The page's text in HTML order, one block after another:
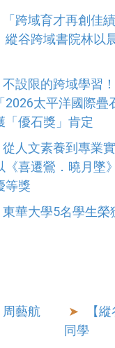
蔡亦棻特殊選才錄
支持縱谷跨域書院
上大學：邱宥蓁
「跨域育才再創佳
縱谷跨域書院林以
不設限的跨域學習
2026太平洋國際疊
「優石獎」肯定
從人文素養到專業
《喜遷鶯．曉月墜
等獎
東華大學5名學生
周藝航
【
同學